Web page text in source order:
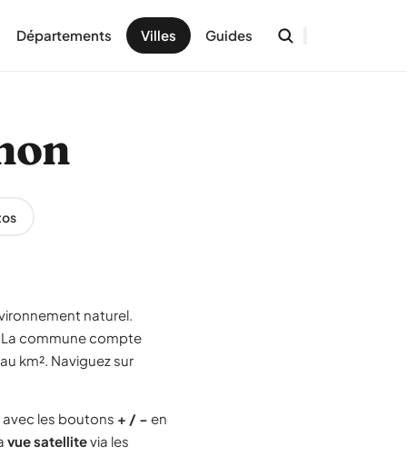
Départements Villes Guides
naturel.
commune compte
km². Naviguez sur
les boutons + / − en
vue satellitevia les